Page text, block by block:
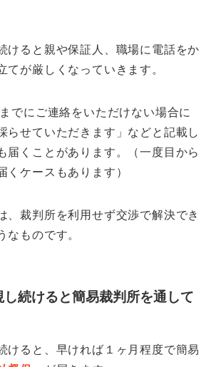
けると親や保証人、職場に電話をか
てが厳しくなっていきます。
でにご連絡をいただけない場合に
らせていただきます」などと記載し
届くことがあります。（一度目から
くケースもあります）
、裁判所を利用せず交渉で解決でき
なものです。
続けると簡易裁判所を通して
けると、早ければ１ヶ月程度で簡易